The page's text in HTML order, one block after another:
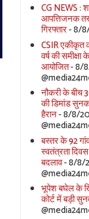
CG NEWS :
आपत्तिजनक
गिरफ्तार- 8/
CSIR
वर्ष की
आयोजित- 8/
नौकरी के बीच
की डिमांड
हैरान- 8/8/
बस्तर के 92
स्वतंत्रता
बदलाव- 8/8/
भूपेश बघेल के
कोर्ट में बड़ी